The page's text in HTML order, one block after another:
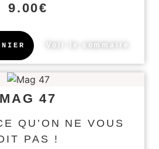
9.00€
Voir le sommaire
MAG 47
QU’ON NE VOUS
PAS !